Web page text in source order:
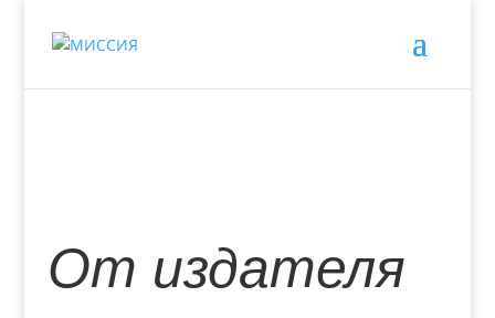
От издателя